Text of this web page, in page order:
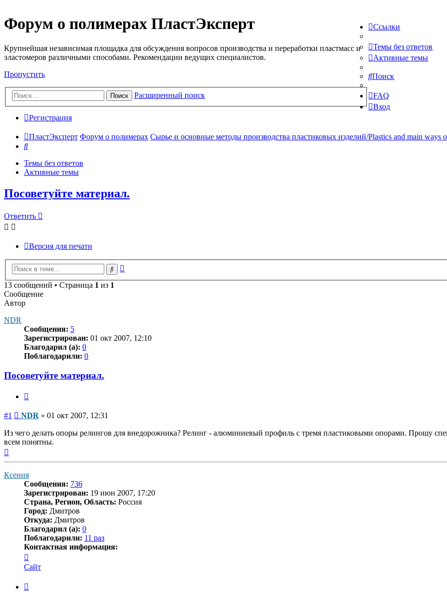
Форум о полимерах ПластЭксперт
Крупнейшая независимая площадка для обсуждения вопросов производства и переработки пластмасс и
эластомеров различными способами. Рекомендации ведущих специалистов.
Пропустить
Поиск Расширенный поиск
Ссылки
Темы без ответов
Активные темы
Поиск
FAQ
Вход
Регистрация
ПластЭксперт Форум о полимерах Сырье и основные методы производства пластиковых изделий/Plastics and main ways
Поиск
Темы без ответов
Активные темы
Посоветуйте материал.
Ответить
Версия для печати
Поиск
13 сообщений • Страница 1 из 1
Сообщение
Автор
NDR
Сообщения: 5
Зарегистрирован: 01 окт 2007, 12:10
Благодарил (а): 0
Поблагодарили: 0
Посоветуйте материал.
#1 Сообщение
NDR » 01 окт 2007, 12:31
Из чего делать опоры релингов для внедорожника? Релинг - алюминиевый профиль с тремя пластиковыми опорами. Прошу
всем понятны.
Ксения
Сообщения: 736
Зарегистрирован: 19 июн 2007, 17:20
Страна, Регион, Область: Россия
Город: Дмитров
Откуда: Дмитров
Благодарил (а): 0
Поблагодарили: 11 раз
Контактная информация:
информация
пользователя
Сайт